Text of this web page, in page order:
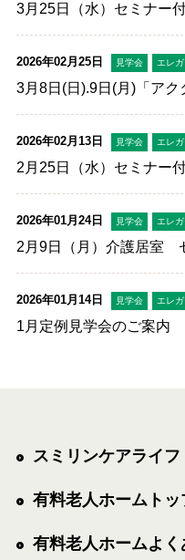
3月25日（水）セミナー
2026年02月25日 見学会 エレ
3月8日(日).9日(月)「ア
2026年02月13日 見学会 エレ
2月25日（水）セミナー
2026年01月24日 見学会 エレ
2月9日（月）介護居室
2026年01月14日 見学会 エレ
1月定例見学会のご案内
スミリンケアライ
有料老人ホームトッ
有料老人ホームよく